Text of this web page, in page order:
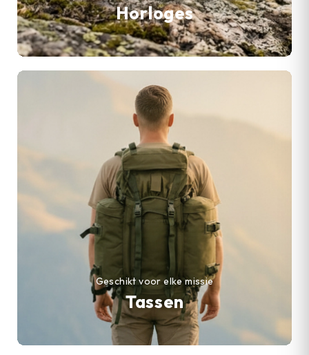
Horloges
Tassen
Geschikt voor elke missie